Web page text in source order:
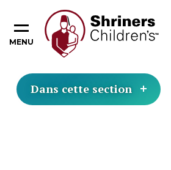
MENU
Dans cette section